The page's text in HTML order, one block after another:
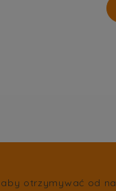
otrzymywać od